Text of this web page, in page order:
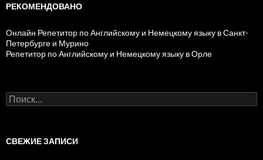
РЕКОМЕНДОВАНО
Онлайн Репетитор по Английскому и Немецкому языку в Санкт-
Петербурге и Мурино
Репетитор по Английскому и Немецкому языку в Орле
Н
а
и
СВЕЖИЕ ЗАПИСИ